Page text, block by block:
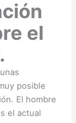
el
posible
El hombre
el actual